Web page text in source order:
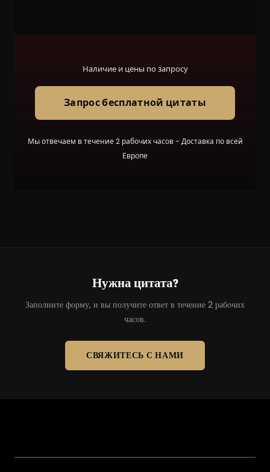
Наличие и цены по запросу
Запрос бесплатной цитаты
Мы отвечаем в течение 2 рабочих часов - Доставка по всей
Европе
Нужна цитата?
Заполните форму, и вы получите ответ в течение 2 рабочих
часов.
СВЯЖИТЕСЬ С НАМИ